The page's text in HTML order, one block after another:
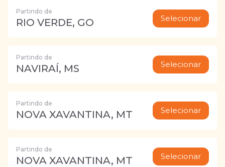
Partindo de
RIO VERDE, GO Selecionar
Partindo de
NAVIRAÍ, MS Selecionar
Partindo de
NOVA XAVANTINA, MT Selecionar
Partindo de
NOVA XAVANTINA, MT Selecionar